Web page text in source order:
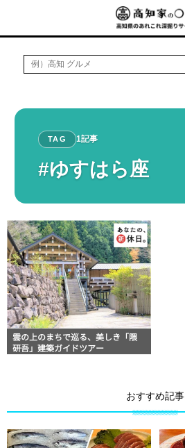
TAG 1記事
#ゆすはら座
雲の上のまちで巡る、美しき「隈
研吾」建築ガイドツアー
おすすめ記事